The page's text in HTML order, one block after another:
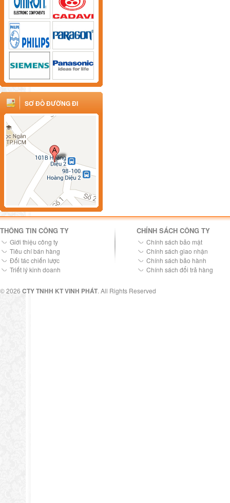
SƠ ĐỒ ĐƯỜNG ĐI
THÔNG TIN CÔNG TY
Giới thiệu công ty
Tiêu chí bán hàng
Đối tác chiến lược
Triết lý kinh doanh
CHÍNH SÁCH CÔNG TY
Chính sách bảo mật
Chính sách giao nhận
Chính sách bảo hành
Chính sách đổi trả hàng
© 2026 CTY TNHH KT VINH PHÁT. All Rights Reserved